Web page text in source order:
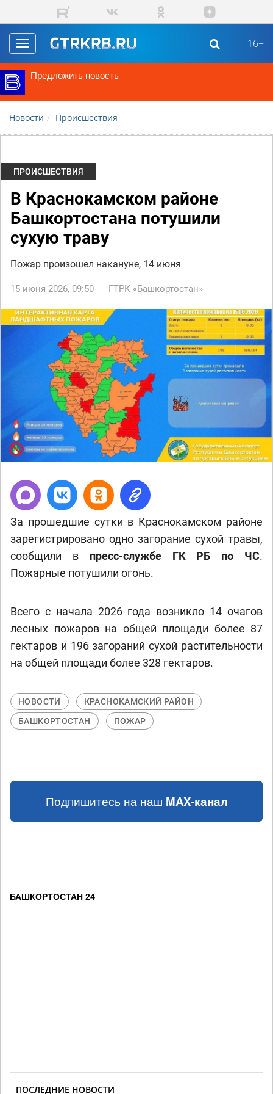
Перейти к основному содержанию
Toggle
navigation
16+
Предложить новость
Новости Происшествия
ПРОИСШЕСТВИЯ
В Краснокамском районе
Башкортостана потушили
сухую траву
Пожар произошел накануне, 14 июня
15 июня 2026, 09:50 ГТРК «Башкортостан»
За прошедшие сутки в Краснокамском районе
зарегистрировано одно загорание сухой травы,
сообщили в пресс-службе ГК РБ по ЧС.
Пожарные потушили огонь.
Всего с начала 2026 года возникло 14 очагов
лесных пожаров на общей площади более 87
гектаров и 196 загораний сухой растительности
на общей площади более 328 гектаров.
НОВОСТИ
КРАСНОКАМСКИЙ РАЙОН
БАШКОРТОСТАН
ПОЖАР
Подпишитесь на наш MAX-канал
БАШКОРТОСТАН 24
ПОСЛЕДНИЕ НОВОСТИ